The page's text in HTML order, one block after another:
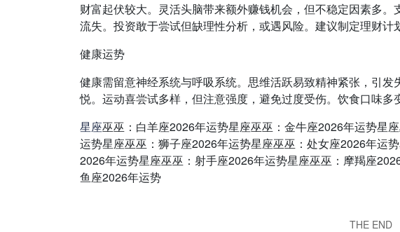
财富起伏较大。灵活头脑带来额外赚钱机会，但不稳定因素多
流失。投资敢于尝试但缺理性分析，或遇风险。建议制定理财计
健康运势
健康需留意神经系统与呼吸系统。思维活跃易致精神紧张，引
悦。运动喜尝试多样，但注意强度，避免过度受伤。饮食口味多
星座巫巫：白羊座2026年运势星座巫巫：金牛座2026年运势星
运势星座巫巫：狮子座2026年运势星座巫巫：处女座2026年运
2026年运势星座巫巫：射手座2026年运势星座巫巫：摩羯座
鱼座2026年运势
THE END